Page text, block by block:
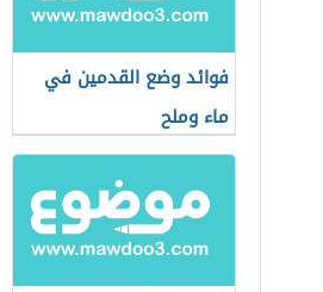
فوائد وضع القدمين في
ماء وملح